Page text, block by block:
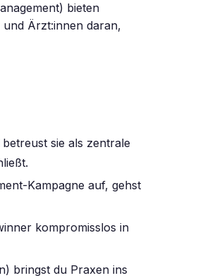
bieten
Ärzt:innen daran,
sie als zentrale
Kampagne auf, gehst
kompromisslos in
bringst du Praxen ins